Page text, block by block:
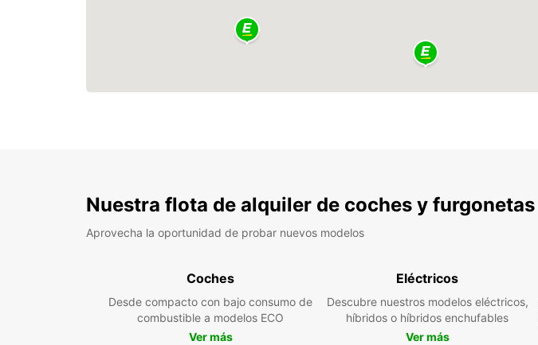
Nuestra flota de alquiler de coches y furgonetas
Aprovecha la oportunidad de probar nuevos modelos
Coches
Desde compacto con bajo consumo de
combustible a modelos ECO
Ver más
Eléctricos
Descubre nuestros modelos eléctricos,
híbridos o híbridos enchufables
Ver más